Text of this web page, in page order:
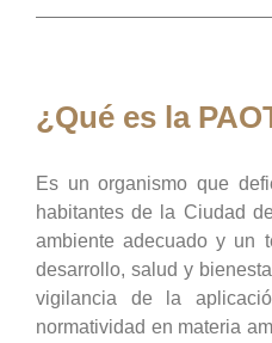
¿Qué es la
Es un organismo que
habitantes de la Ciudad
ambiente adecuado y un
desarrollo, salud y
vigilancia de la
normatividad en materia